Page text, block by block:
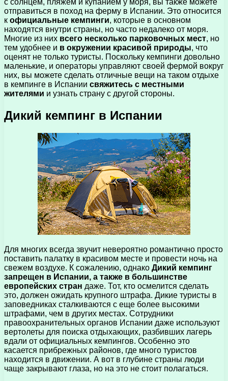
с солнцем, пляжем и купанием у моря, вы также можете
отправиться в поход на ферму в Испании. Это относится
к официальные кемпинги, которые в основном
находятся внутри страны, но часто недалеко от моря.
Многие из них всего несколько парковочных мест, но
тем удобнее и в окружении красивой природы, что
оценят не только туристы. Поскольку кемпинги довольно
маленькие, и операторы управляют своей фермой вокруг
них, вы можете сделать отличные вещи на таком отдыхе
в кемпинге в Испании свяжитесь с местными
жителями и узнать страну с другой стороны.
Дикий кемпинг в Испании
Для многих всегда звучит невероятно романтично просто
поставить палатку в красивом месте и провести ночь на
свежем воздухе. К сожалению, однако Дикий кемпинг
запрещен в Испании, а также в большинстве
европейских стран даже. Тот, кто осмелится сделать
это, должен ожидать крупного штрафа. Дикие туристы в
заповедниках сталкиваются с еще более высокими
штрафами, чем в других местах. Сотрудники
правоохранительных органов Испании даже используют
вертолеты для поиска отдыхающих, разбивших лагерь
вдали от официальных кемпингов. Особенно это
касается прибрежных районов, где много туристов
находится в движении. А вот в глубине страны люди
чаще закрывают глаза, но на это не стоит полагаться.